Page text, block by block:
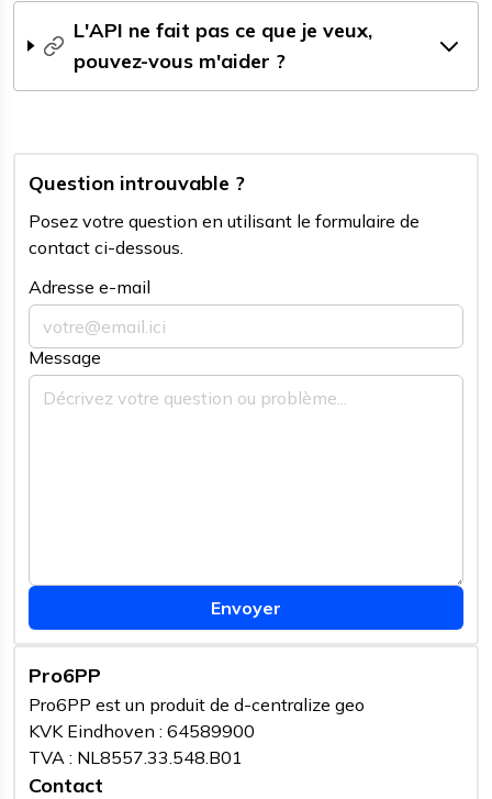
L'API ne fait pas ce que je veux,
pouvez-vous m'aider ?
Question introuvable ?
Posez votre question en utilisant le formulaire de
contact ci-dessous.
Adresse e-mail
Message
Envoyer
Pro6PP
Pro6PP est un produit de d-centralize geo
KVK Eindhoven : 64589900
TVA : NL8557.33.548.B01
Contact